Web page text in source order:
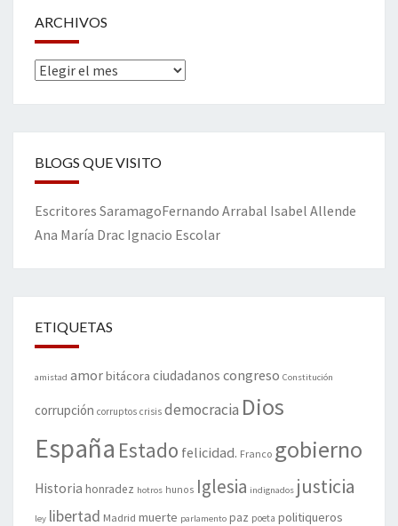
ARCHIVOS
Archivos
BLOGS QUE VISITO
Escritores SaramagoFernando Arrabal Isabel Allende
Ana María Drac Ignacio Escolar
ETIQUETAS
amistad amorbitácora ciudadanos congreso Constitución
corrupción corruptos crisis democracia Dios
España Estado felicidad. Franco gobierno
Historia honradez hotros hunos Iglesia indignados justicia
ley libertad Madrid muerte parlamento paz poeta politiqueros